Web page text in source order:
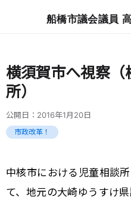
船橋市議会議員
横須賀市へ視察
所）
公開日： 2016年1月20日
市政改革！
中核市における児童相談
て、地元の大崎ゆうすけ